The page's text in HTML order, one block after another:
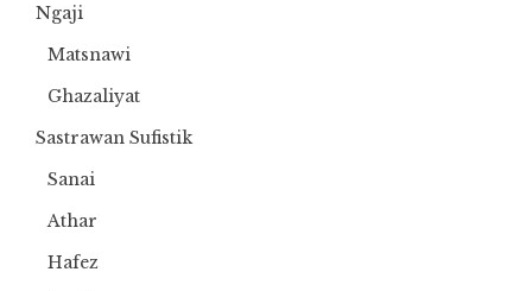
Ngaji
Matsnawi
Ghazaliyat
Sastrawan Sufistik
Sanai
Athar
Hafez